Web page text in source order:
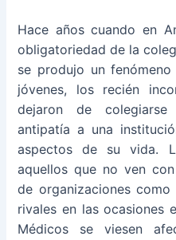
Hace años cuando en
obligatoriedad de la
se produjo un
jóvenes, los recién
dejaron de
antipatía a una
aspectos de su vida.
aquellos que no ven
de organizaciones
rivales en las ocasiones
Médicos se viesen